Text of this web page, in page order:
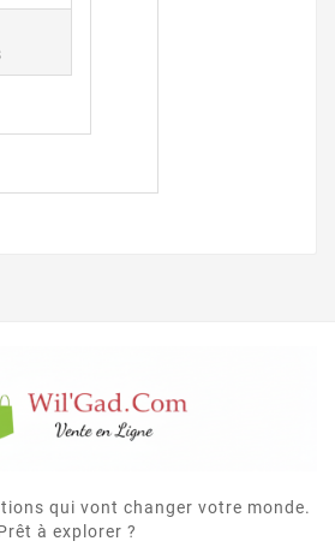
qui vont changer votre monde.
à explorer ?